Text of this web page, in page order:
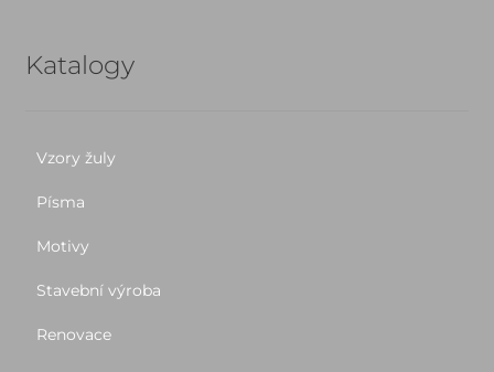
Katalogy
Vzory žuly
Písma
Motivy
Stavební výroba
Renovace